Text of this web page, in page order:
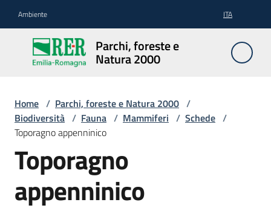
Ambiente ITA
Parchi, foreste e
Natura 2000
Parchi,
foreste
e
2000
Aree
Protette
Home / Parchi, foreste e Natura 2000 /
Biodiversità / Fauna / Mammiferi / Schede /
Toporagno appenninico
Toporagno
appenninico